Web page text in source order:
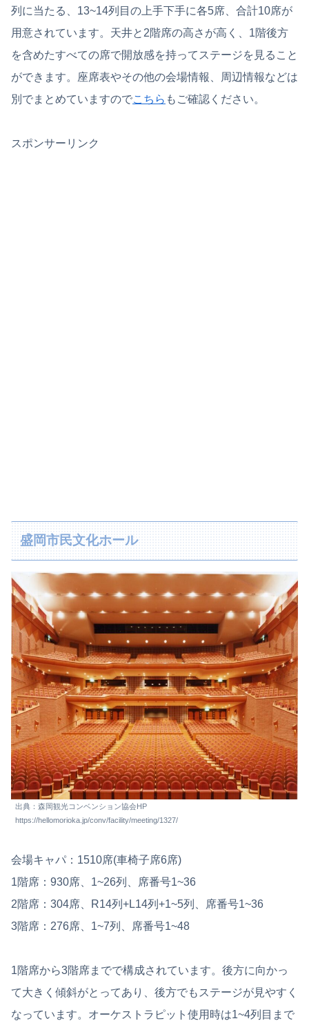
列に当たる、13~14列目の上手下手に各5席、合計10席が
用意されています。天井と2階席の高さが高く、1階後方
を含めたすべての席で開放感を持ってステージを見ること
ができます。座席表やその他の会場情報、周辺情報などは
別でまとめていますのでこちら もご確認ください。
スポンサーリンク
盛岡市民文化ホール
出典：森岡観光コンベンション協会HP
https://hellomorioka.jp/conv/facility/meeting/1327/
会場キャパ：1510席(車椅子席6席)
1階席：930席、1~26列、席番号1~36
2階席：304席、R14列+L14列+1~5列、席番号1~36
3階席：276席、1~7列、席番号1~48
1階席から3階席までで構成されています。後方に向かっ
て大きく傾斜がとってあり、後方でもステージが見やすく
なっています。オーケストラピット使用時は1~4列目まで